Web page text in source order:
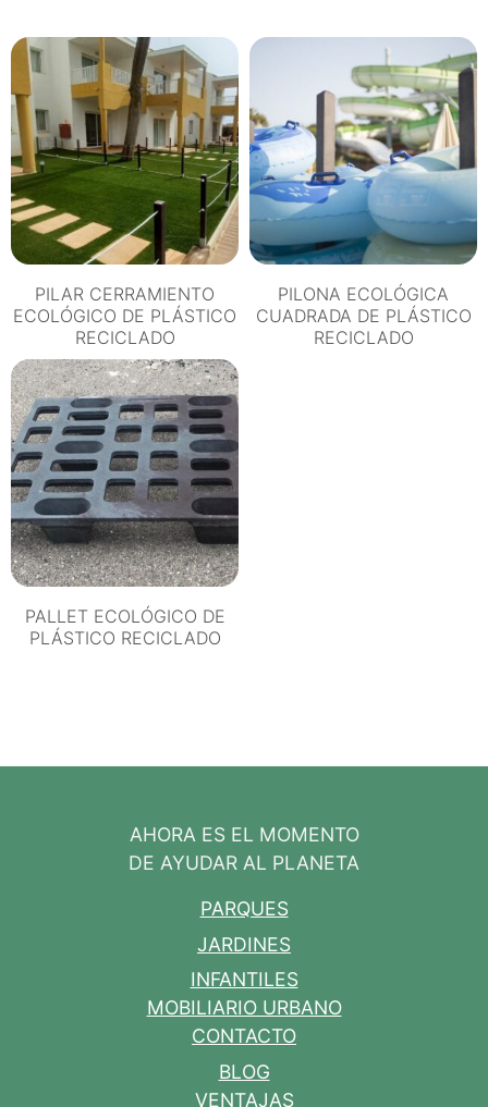
RECICLADO
cantidad
PILAR CERRAMIENTO
ECOLÓGICO DE PLÁSTICO
RECICLADO
PILONA ECOLÓGICA
CUADRADA DE PLÁSTICO
RECICLADO
PALLET ECOLÓGICO DE
PLÁSTICO RECICLADO
AHORA ES EL MOMENTO
DE AYUDAR AL PLANETA
PARQUES
JARDINES
INFANTILES
MOBILIARIO URBANO
CONTACTO
BLOG
VENTAJAS